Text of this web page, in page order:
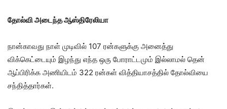
தோல்வி அடைந்த ஆஸ்திரேலியா
நான்காவது நாள் முடிவில் 107 ரன்களுக்கு அனைத்து
விக்கெட்டையும் இழந்து எந்த ஒரு போராட்டமும் இல்லாமல் தென்
ஆப்பிரிக்க அணியிடம் 322 ரன்கள் வித்தியாசத்தில் தோல்வியை
சந்தித்தார்கள்.